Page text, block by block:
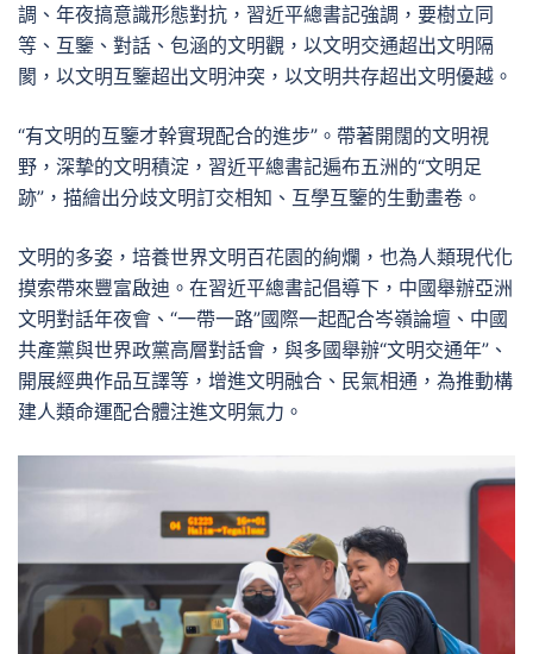
調、年夜搞意識形態對抗，習近平總書記強調，要樹立同
等、互鑒、對話、包涵的文明觀，以文明交通超出文明隔
閡，以文明互鑒超出文明沖突，以文明共存超出文明優越。
“有文明的互鑒才幹實現配合的進步”。帶著開闊的文明視
野，深摯的文明積淀，習近平總書記遍布五洲的“文明足
跡”，描繪出分歧文明訂交相知、互學互鑒的生動畫卷。
文明的多姿，培養世界文明百花園的絢爛，也為人類現代化
摸索帶來豐富啟迪。在習近平總書記倡導下，中國舉辦亞洲
文明對話年夜會、“一帶一路”國際一起配合岑嶺論壇、中國
共產黨與世界政黨高層對話會，與多國舉辦“文明交通年”、
開展經典作品互譯等，增進文明融合、民氣相通，為推動構
建人類命運配合體注進文明氣力。